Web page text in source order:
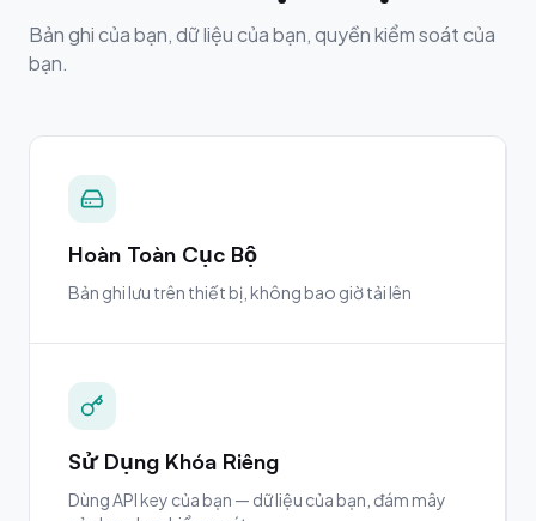
Bản ghi của bạn, dữ liệu của bạn, quyền kiểm soát của
bạn.
Hoàn Toàn Cục Bộ
Bản ghi lưu trên thiết bị, không bao giờ tải lên
Sử Dụng Khóa Riêng
Dùng API key của bạn — dữ liệu của bạn, đám mây